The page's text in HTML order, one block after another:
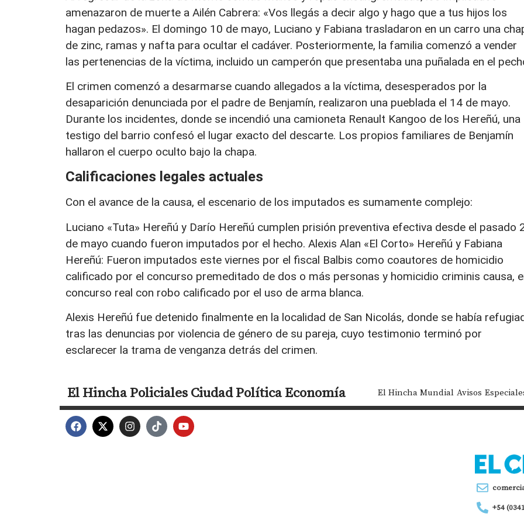
amenazaron de muerte a Ailén Cabrera: «Vos llegás a decir algo y hago que a tus hijos los
hagan pedazos». El domingo 10 de mayo, Luciano y Fabiana trasladaron en un carro una
de zinc, ramas y nafta para ocultar el cadáver. Posteriormente, la familia comenzó a vender
las pertenencias de la víctima, incluido un camperón que presentaba una puñalada en el
El crimen comenzó a desarmarse cuando allegados a la víctima, desesperados por la
desaparición denunciada por el padre de Benjamín, realizaron una pueblada el 14 de mayo.
Durante los incidentes, donde se incendió una camioneta Renault Kangoo de los Hereñú, una
testigo del barrio confesó el lugar exacto del descarte. Los propios familiares de Benjamín
hallaron el cuerpo oculto bajo la chapa.
Calificaciones legales actuales
Con el avance de la causa, el escenario de los imputados es sumamente complejo:
Luciano «Tuta» Hereñú y Darío Hereñú cumplen prisión preventiva efectiva desde el pasado
de mayo cuando fueron imputados por el hecho. Alexis Alan «El Corto» Hereñú y Fabiana
Hereñú: Fueron imputados este viernes por el fiscal Balbis como coautores de homicidio
calificado por el concurso premeditado de dos o más personas y homicidio criminis causa,
concurso real con robo calificado por el uso de arma blanca.
Alexis Hereñú fue detenido finalmente en la localidad de San Nicolás, donde se había
tras las denuncias por violencia de género de su pareja, cuyo testimonio terminó por
esclarecer la trama de venganza detrás del crimen.
El HinchaPolicialesCiudadPolíticaEconomía El Hincha Mundial Avisos
+54